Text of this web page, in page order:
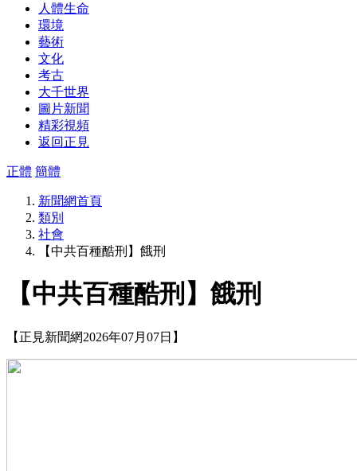
人體生命
環境
藝術
文化
考古
大千世界
圖片新聞
精彩視頻
返回正見
正體 簡體
新聞網首頁
類別
社會
【中共百種酷刑】餓刑
【中共百種酷刑】餓刑
【正見新聞網2026年07月07日】